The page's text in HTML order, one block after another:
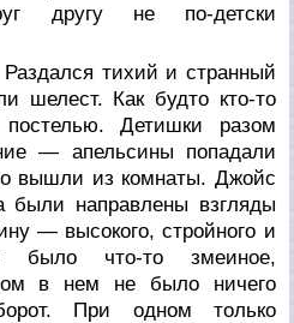
другу не по-детски
тихий и странный
шелест. Как будто кто-то
Детишки разом
— апельсины попадали
вышли из комнаты. Джойс
были направлены взгляды
— высокого, стройного и
было что-то змеиное,
в нем не было ничего
При одном только